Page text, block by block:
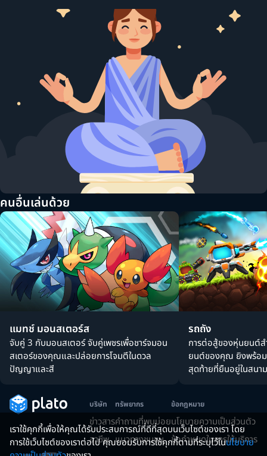
คนอื่นเล่นด้วย
แมทช์ มอนสเตอร์ส
จับคู่ 3 กับมอนสเตอร์ จับคู่เพชรเพื่อชาร์จมอน
สเตอร์ของคุณและปล่อยการโจมตีในดวล
ปัญญาและสี
รถถัง
การต่อสู้ของหุ่นยนต์
ยนต์ของคุณ ยิงพร้อม
สุดท้ายที่ยืนอยู่ในสนาม
บริษัท
ข่าวสาร
อาชีพ
ทรัพยากร
คำถามที่พบบ่อย
แนวทางชุมชน
ข้อกฎหมาย
นโยบายความเป็นส่วนตัว
ข้อกำหนดในการให้บริการ
เราใช้คุกกี้เพื่อให้คุณได้รับประสบการณ์ที่ดีที่สุดบนเว็บไซต์ของเรา โดย
การใช้เว็บไซต์ของเราต่อไป คุณยอมรับการใช้คุกกี้ตามที่ระบุไว้ในนโยบาย